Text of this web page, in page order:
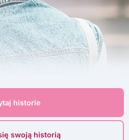
historie
swoją historią